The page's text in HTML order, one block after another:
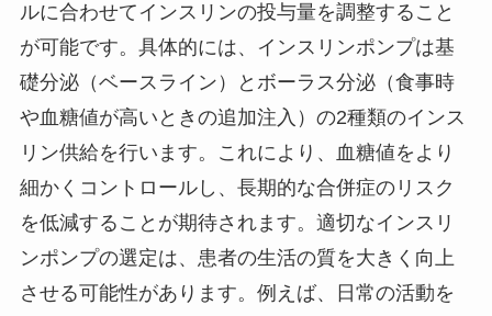
ルに合わせてインスリンの投与量を調整すること
が可能です。具体的には、インスリンポンプは基
礎分泌（ベースライン）とボーラス分泌（食事時
や血糖値が高いときの追加注入）の2種類のインス
リン供給を行います。これにより、血糖値をより
細かくコントロールし、長期的な合併症のリスク
を低減することが期待されます。適切なインスリ
ンポンプの選定は、患者の生活の質を大きく向上
させる可能性があります。例えば、日常の活動を